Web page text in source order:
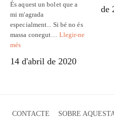
És aquest un bolet que a
mi m'agrada
especialment... Si bé no és
massa conegut… Llegir-ne
més
14 d'abril de 2020
de
CONTACTE SOBRE